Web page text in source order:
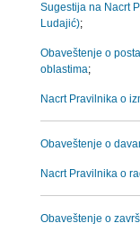
Sugestija na Nacrt
Ludajić);
Obaveštenje o
oblastima;
Nacrt Pravilnika o
Obaveštenje o
Nacrt Pravilnika o
Obaveštenje o